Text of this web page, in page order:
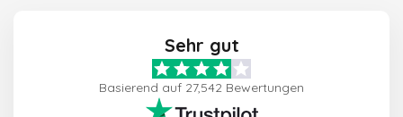
Sehr gut
Basierend auf 27,542 Bewertungen